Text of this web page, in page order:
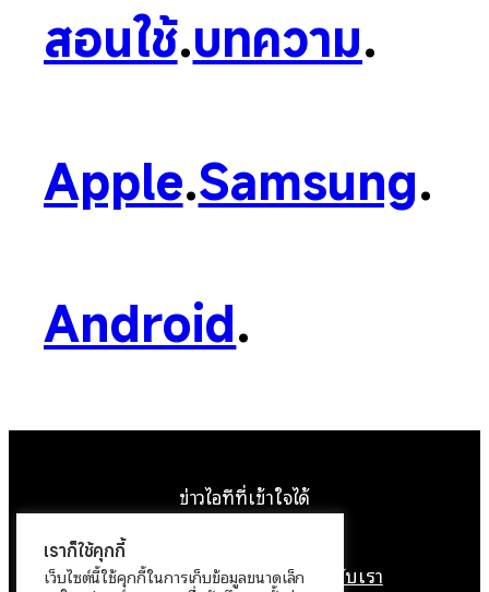
สอนใช้.บทความ.
Apple.Samsung.
Android.
ข่าวไอทีที่เข้าใจได้
หน้าแรกติดต่อเราลิขสิทธิ์เกี่ยวกับเรา
เราก็ใช้คุกกี้
เว็บไซต์นี้ใช้คุกกี้ในการเก็บข้อมูลขนาดเล็ก